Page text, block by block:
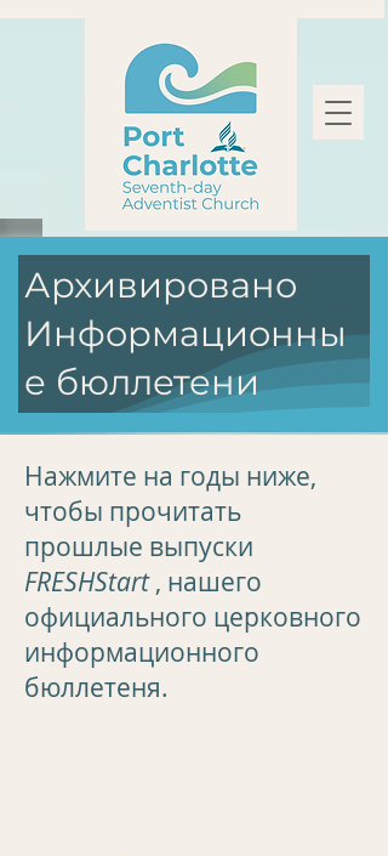
Архивировано
Информационны
е бюллетени
Нажмите на годы ниже,
чтобы прочитать
прошлые выпуски
FRESHStart, нашего
официального церковного
информационного
бюллетеня.